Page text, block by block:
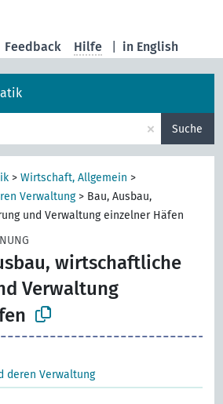
in English
Feedback Hilfe
× Suche
>Wirtschaft, Allgemein >
Verwaltung> Bau, Ausbau,
und Verwaltung einzelner Häfen
wirtschaftliche
Verwaltung
deren Verwaltung